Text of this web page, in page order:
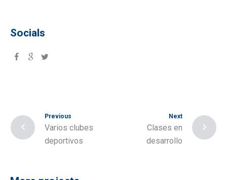
Socials
Previous
Varios clubes
deportivos
Next
Clases en
desarrollo